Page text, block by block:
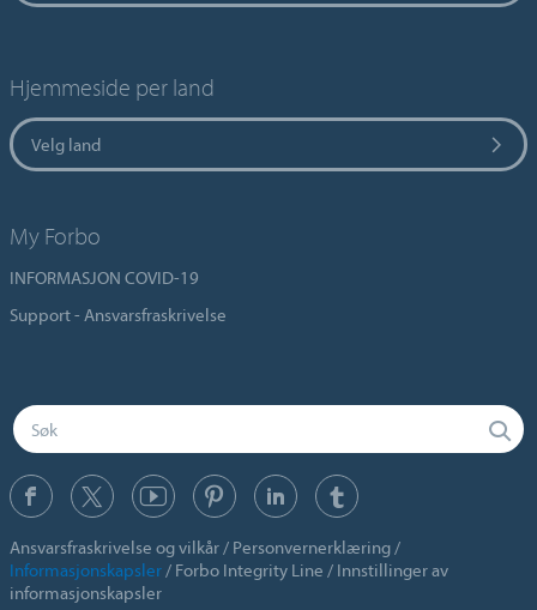
Hjemmeside per land
Velg land
My Forbo
INFORMASJON COVID-19
Support - Ansvarsfraskrivelse
Ansvarsfraskrivelse og vilkår
Personvernerklæring
Informasjonskapsler
Forbo Integrity Line
Innstillinger av
informasjonskapsler